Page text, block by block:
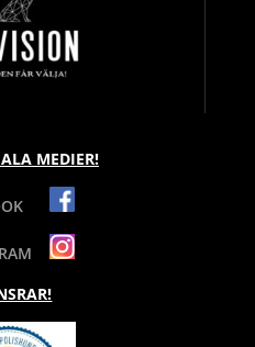
MEDIER!